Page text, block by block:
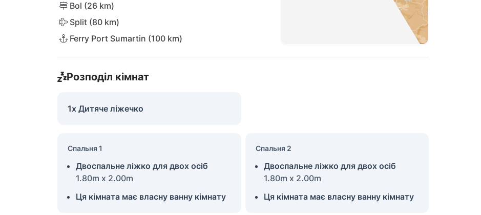
Bol (26 km)
Split (80 km)
Ferry Port Sumartin (100 km)
Розподіл кімнат
1x Дитяче ліжечко
Спальня 1
Двоспальне ліжко для двох осіб
1.80m x 2.00m
Ця кімната має власну ванну кімнату
Спальня 2
Двоспальне ліжко для двох осіб
1.80m x 2.00m
Ця кімната має власну ванну кімнату